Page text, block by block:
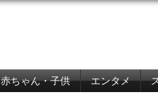
赤ちゃん・子供 エンタメ